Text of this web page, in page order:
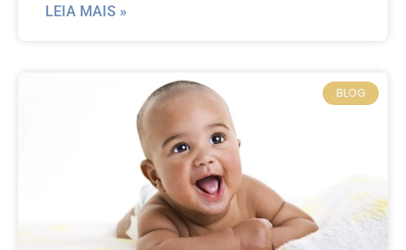
pais uma compreensão abrangente da
LEIA MAIS »
BLOG